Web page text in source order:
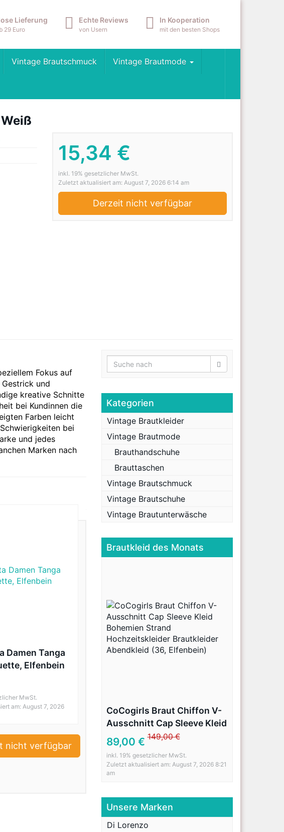
Lieferung
29 Euro
Echte Reviews
von Usern
In Kooperation
mit den besten Shops
Vintage Brautschmuck Vintage Brautmode
15,34 €
inkl. 19% gesetzlicher MwSt.
Zuletzt aktualisiert am: August 7, 2026 6:14 am
Derzeit nicht verfügbar
Fokus auf
und
kreative Schnitte
bei Kundinnen die
Farben leicht
bei
und jedes
Marken nach
Damen Tanga
Elfenbein
MwSt.
am: August 7, 2026
nicht verfügbar
Kategorien
Vintage Brautkleider
Vintage Brautmode
Brauthandschuhe
Brauttaschen
Vintage Brautschmuck
Vintage Brautschuhe
Vintage Brautunterwäsche
Brautkleid des Monats
CoCogirls Braut Chiffon V-
Ausschnitt Cap Sleeve Kleid
Bohemien Strand
Hochzeitskleider
Brautkleider Abendkleid
(36, Elfenbein)
89,00 €149,00 €
inkl. 19% gesetzlicher MwSt.
Zuletzt aktualisiert am: August 7, 2026 8:21
am
Unsere Marken
Di Lorenzo